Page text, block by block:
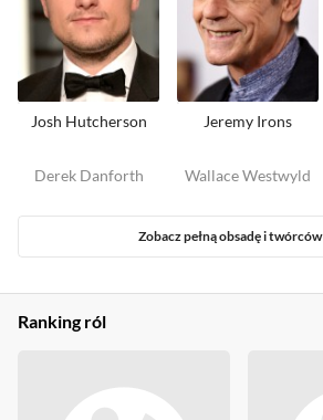
Josh Hutcherson
Derek Danforth
Jeremy Irons
Wallace Westwyld
Zobacz pełną obsadę i twórców
Ranking ról